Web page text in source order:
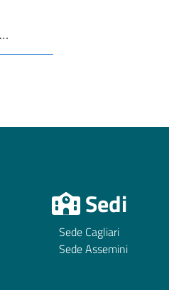
Sedi
Sede Cagliari
Sede Assemini